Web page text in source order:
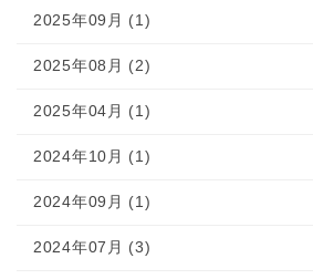
2025年09月 (1)
2025年08月 (2)
2025年04月 (1)
2024年10月 (1)
2024年09月 (1)
2024年07月 (3)